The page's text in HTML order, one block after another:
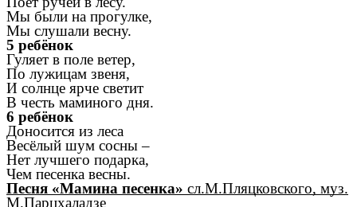
Мы были на прогулке,
Мы слушали весну.
5 ребёнок
Гуляет в поле ветер,
По лужицам звеня,
И солнце ярче светит
В честь маминого дня.
6 ребёнок
Доносится из леса
Весёлый шум сосны –
Нет лучшего подарка,
Чем песенка весны.
Песня «Мамина песенка» сл.М.Пляцковского, муз.
М.Парцхаладзе